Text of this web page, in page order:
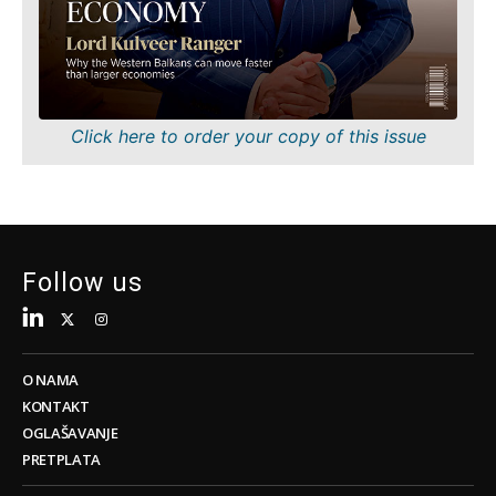
Nauka
Rudarstvo
Maloprodaja
Tehnologija
Tehnologija
Telekom
Turizam
Trgovina
Mišljenje
Svijet
Analiza
Discover
Click here to order your copy of this issue
Follow us
O NAMA
KONTAKT
OGLAŠAVANJE
PRETPLATA